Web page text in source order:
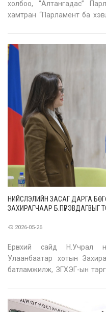
холбоо, “Алтангадас”
хамтран “Парламент ба
хянан шалгах чиг үүрэг, м
НИЙСЛЭЛИЙН ЗАСАГ ДАРГА
ЗАХИРАГЧААР Б.ПҮРЭВДАГВЫГ
2026-05-26
Ерөнхий сайд Н.Учрал
Улаанбаатар хотын
батламжилж, ЗГХЭГ-ын
Улаанбаатар хотын Захираг